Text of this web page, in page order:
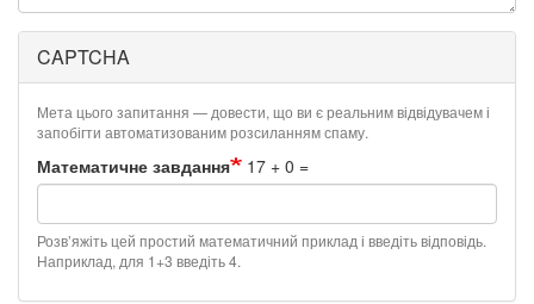
CAPTCHA
Мета цього запитання — довести, що ви є реальним відвідувачем і
запобігти автоматизованим розсиланням спаму.
Математичне завдання 17 + 0 =
Розв’яжіть цей простий математичний приклад і введіть відповідь.
Наприклад, для 1+3 введіть 4.